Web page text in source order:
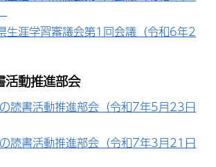
生涯学習審議会第1回会議（令和6年2
活動推進部会
読書活動推進部会（令和7年5月23日
読書活動推進部会（令和7年3月21日